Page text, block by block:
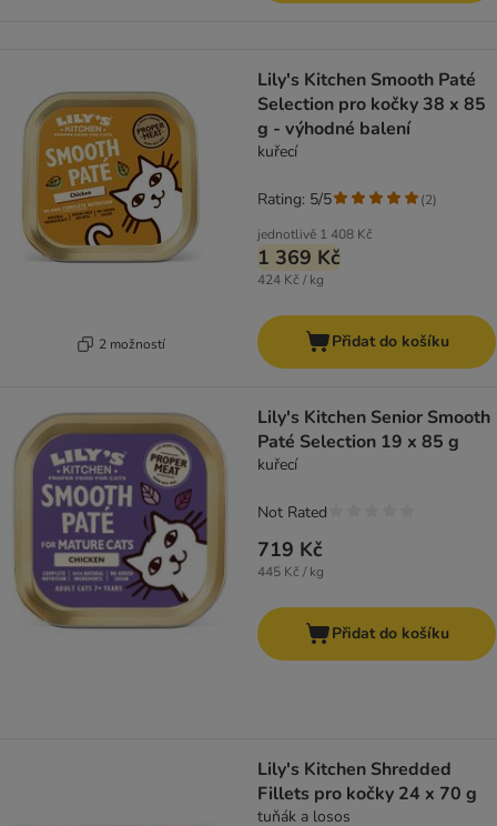
2 možností
Lily's Kitchen Smooth Paté
Selection pro kočky 38 x 85
g - výhodné balení
kuřecí
jednotlivě 1 408 Kč
1 369 Kč
424 Kč / kg
Rating: 5/5 (2)
Přidat do košíku
Lily's Kitchen Senior Smooth
Paté Selection 19 x 85 g
kuřecí
719 Kč
445 Kč / kg
Not Rated
Přidat do košíku
Lily's Kitchen Shredded
Fillets pro kočky 24 x 70 g
tuňák a losos